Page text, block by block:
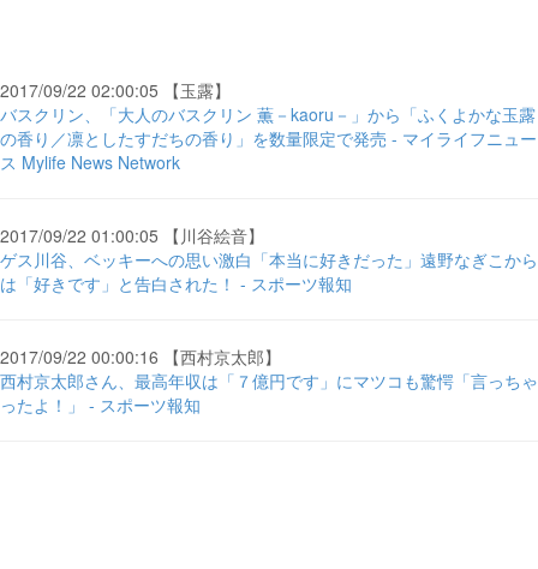
2017/09/22 02:00:05 【玉露】
バスクリン、「大人のバスクリン 薫－kaoru－」から「ふくよかな玉露
の香り／凛としたすだちの香り」を数量限定で発売 - マイライフニュー
ス Mylife News Network
2017/09/22 01:00:05 【川谷絵音】
ゲス川谷、ベッキーへの思い激白「本当に好きだった」遠野なぎこから
は「好きです」と告白された！ - スポーツ報知
2017/09/22 00:00:16 【西村京太郎】
西村京太郎さん、最高年収は「７億円です」にマツコも驚愕「言っちゃ
ったよ！」 - スポーツ報知